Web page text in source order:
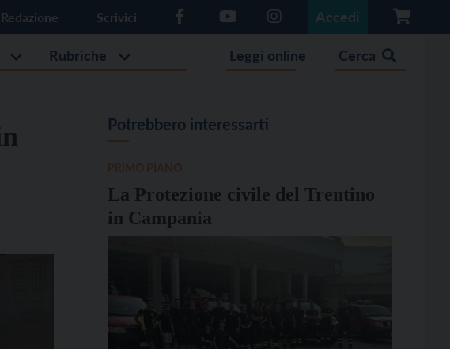
Redazione Scrivici Accedi
Rubriche Leggi online Cerca
Potrebbero interessarti
La Protezione civile del Trentino
in Campania